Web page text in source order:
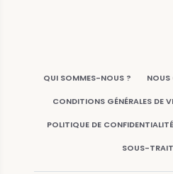
QUI SOMMES-NOUS ?
CONDITIONS GÉNÉRALES DE
POLITIQUE DE CONFIDENTIALITÉ
SOUS-